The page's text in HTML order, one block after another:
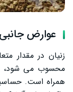
عوارض
زنیان در مقدار
محسوب می‌ شود،
همراه است.